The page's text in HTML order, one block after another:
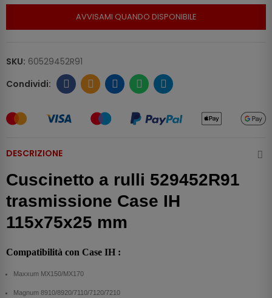
AVVISAMI QUANDO DISPONIBILE
SKU: 60529452R91
DESCRIZIONE
Cuscinetto a rulli 529452R91
trasmissione Case IH
115x75x25 mm
Compatibilità con Case IH :
Maxxum MX150/MX170
Magnum 8910/8920/7110/7120/7210